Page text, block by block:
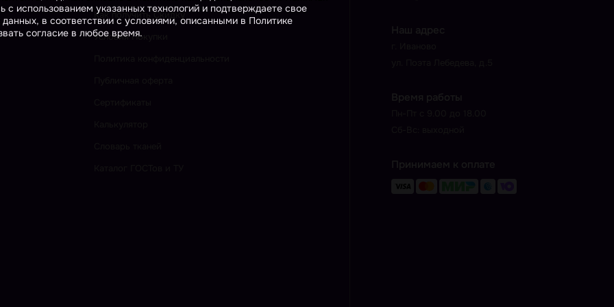
Как получить Скидку
Условия Покупки
Наш адрес
Время работы
Принимаем к оплате
с использованием указанных технологий и подтверждаете свое
в соответствии с условиями, описанными в Политике
согласие в любое время.